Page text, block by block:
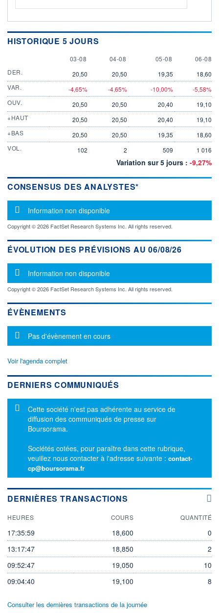
HISTORIQUE 5 JOURS
3 AUGUST
03-08 4 AUGUST
04-08 5 AUGUST
05-08 6
06-08
DER.
20,50 20,50 19,35
18,60
VAR.
-4,65% -4,65% -10,00%
-5,58%
OUV.
20,50 20,50 20,40
19,10
+HAUT
20,50 20,50 20,40
19,10
+BAS
20,50 20,50 19,35
18,60
VOL.
102 2 509 1 016
Variation sur 5 jours : -9,27%
CONSENSUS DES ANALYSTES*
Message d'information
Information non disponible
Copyright © 2026 FactSet Research Systems Inc. All rights reserved.
ÉVOLUTION DES PRÉVISIONS AU 06/08/26
Message d'information
Information non disponible
Copyright © 2026 FactSet Research Systems Inc. All rights reserved.
ÉVÈNEMENTS
Message d'information
Pas d'évènement en cours
Voir l'agenda complet
DERNIERS COMMUNIQUÉS
Message d'information
Cette société n'est pas adhérente au service de
diffusion des communiqués de presse sur
Boursorama.
Sociétés cotées, pour paraître dans cette rubrique,
veuillez nous contacter à l'adresse suivante : contact-
cp@boursorama.fr
DERNIÈRES TRANSACTIONS
HEURES COURS QUANTITÉ
17:35:59 18,600
0
13:17:47
18,850
2
09:52:47
19,050
10
09:04:40
19,100 8
Consulter les dernières transactions de la journée